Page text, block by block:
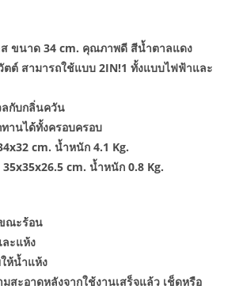
ส ขนาด 34 cm. คุณภาพดี สีน้ำตาลแดง
ตต์ สามารถใช้แบบ 2IN!1 ทั้งแบบไฟฟ้าและ
ลกับกลิ่นควัน
านได้ทั้งครอบครอบ
cm. น้ำหนัก 4.1 Kg.
cm. น้ำหนัก 0.8 Kg.
ณะร้อน
ละแห้ง
ห้น้ำแห้ง
สะอาดหลังจากใช้งานเสร็จแล้ว เช็ดหรือ